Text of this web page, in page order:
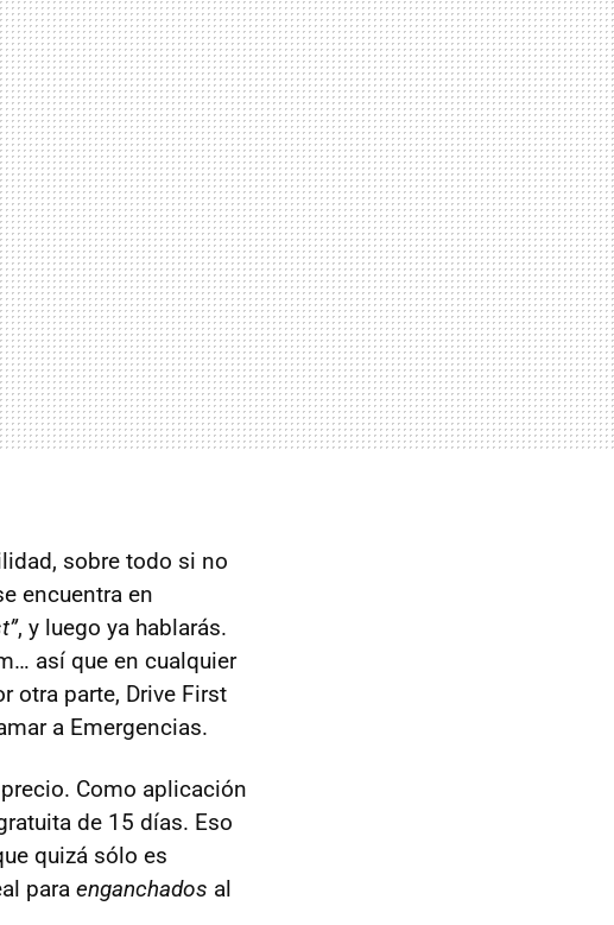
sobre todo si no
encuentra en
, y luego ya hablarás.
así que en cualquier
otra parte, Drive First
a Emergencias.
Como aplicación
de 15 días. Eso
quizá sólo es
para enganchados al